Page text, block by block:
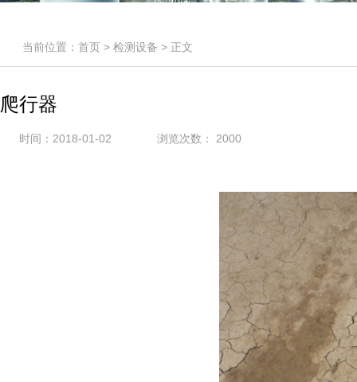
当前位置： 首页 > 检测设备 > 正文
爬行器
时间：2018-01-02 浏览次数： 2000